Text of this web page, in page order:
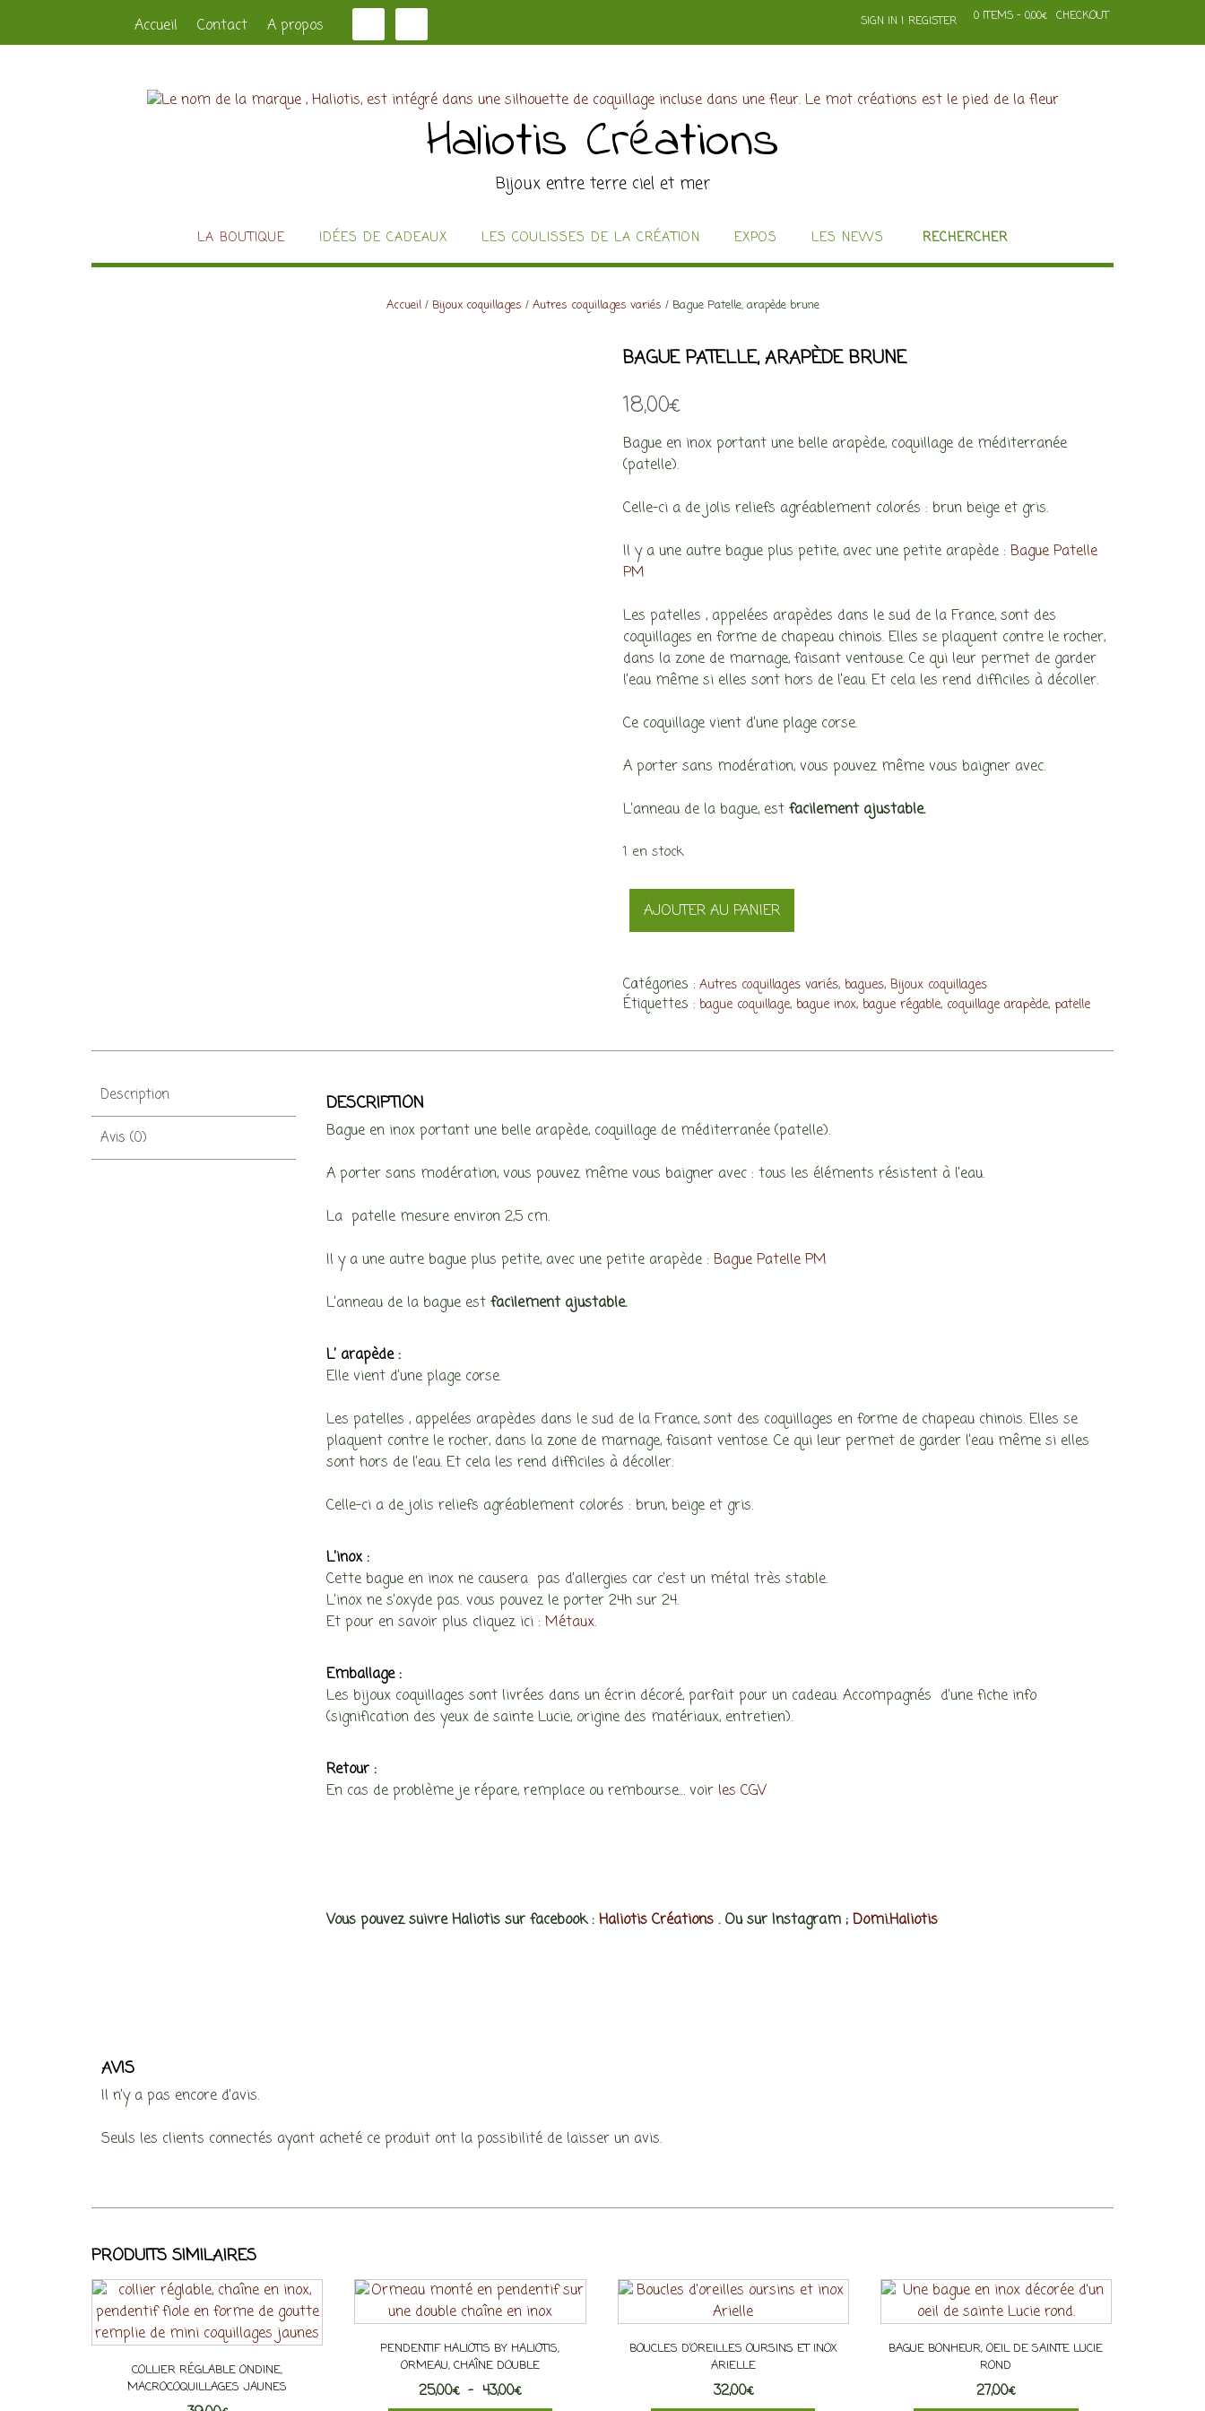
Accueil Contact A propos SIGN IN | REGISTER 0 ITEMS - 0,00€ CHECKOUT
Haliotis Créations
Bijoux entre terre ciel et mer
LA BOUTIQUE IDÉES DE CADEAUX LES COULISSES DE LA CRÉATION EXPOS LES NEWS RECHERCHER
Accueil/ Bijoux coquillages / Autres coquillages variés / Bague Patelle, arapède brune
BAGUE PATELLE, ARAPÈDE BRUNE
18,00€
Bague en inox portant une belle arapède, coquillage de méditerranée
(patelle).
Celle-ci a de jolis reliefs agréablement colorés : brun beige et gris.
Il y a une autre bague plus petite, avec une petite arapède : Bague Patelle
PM
Les patelles , appelées arapèdes dans le sud de la France, sont des
coquillages en forme de chapeau chinois. Elles se plaquent contre le rocher,
dans la zone de marnage, faisant ventouse. Ce qui leur permet de garder
l’eau même si elles sont hors de l’eau. Et cela les rend difficiles à décoller.
Ce coquillage vient d’une plage corse.
A porter sans modération, vous pouvez même vous baigner avec.
L’anneau de la bague, estfacilement ajustable.
1 en stock
quantité
arapède
brune
AJOUTER AU PANIER
Catégories : Autres coquillages variés, bagues, Bijoux coquillages
Étiquettes : bague coquillage, bague inox, bague régable, coquillage arapède, patelle
Description
Avis (0)
DESCRIPTION
Bague en inox portant une belle arapède, coquillage de méditerranée (patelle).
A porter sans modération, vous pouvez même vous baigner avec : tous les éléments résistent à l’eau.
La patelle mesure environ 2,5 cm.
Il y a une autre bague plus petite, avec une petite arapède :Bague Patelle PM
L’anneau de la bague est facilement ajustable.
L’ arapède :
Elle vient d’une plage corse.
Les patelles , appelées arapèdes dans le sud de la France, sont des coquillages en forme de chapeau chinois. Elles se
plaquent contre le rocher, dans la zone de marnage, faisant ventose. Ce qui leur permet de garder l’eau même si elles
sont hors de l’eau. Et cela les rend difficiles à décoller.
Celle-ci a de jolis reliefs agréablement colorés : brun, beige et gris.
L’inox :
Cette bague en inox ne causera pas d’allergies car c’est un métal très stable.
L’inox ne s’oxyde pas. vous pouvez le porter 24h sur 24.
Et pour en savoir plus cliquez ici : Métaux.
Emballage :
Les bijoux coquillages sont livrées dans un écrin décoré, parfait pour un cadeau. Accompagnés d’une fiche info
(signification des yeux de sainte Lucie, origine des matériaux, entretien).
Retour :
En cas de problème je répare, remplace ou rembourse… voir les CGV
Vous pouvez suivre Haliotis sur facebook :Haliotis Créations . Ou sur Instagram ;Domi.Haliotis
AVIS
Il n’y a pas encore d’avis.
Seuls les clients connectés ayant acheté ce produit ont la possibilité de laisser un avis.
PRODUITS SIMILAIRES
COLLIER RÉGLABLE ONDINE,
MACROCOQUILLAGES JAUNES
PENDENTIF HALIOTIS BY HALIOTIS,
ORMEAU, CHAÎNE DOUBLE
25,00€ – 43,00€Plage
BOUCLES D’OREILLES OURSINS ET INOX
ARIELLE
32,00€
BAGUE BONHEUR, OEIL DE SAINTE LUCIE
ROND
27,00€